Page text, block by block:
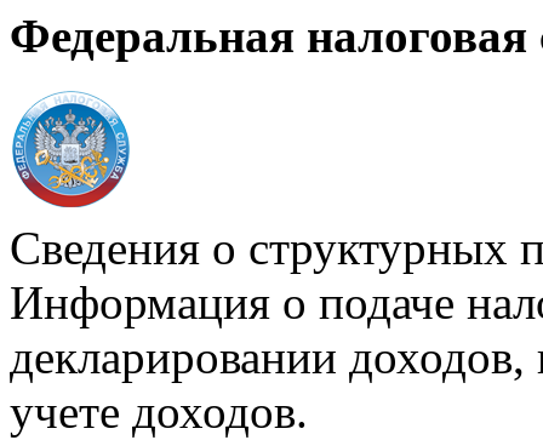
Федеральная налоговая
Сведения о структурных
Информация о подаче
декларировании доходов,
учете доходов.